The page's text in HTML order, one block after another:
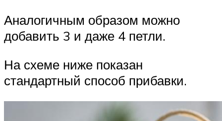
Аналогичным образом можно
добавить 3 и даже 4 петли.
На схеме ниже показан
стандартный способ прибавки.